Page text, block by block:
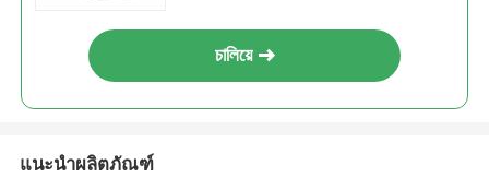
চালিয়ে
แนะนำผลิตภัณฑ์